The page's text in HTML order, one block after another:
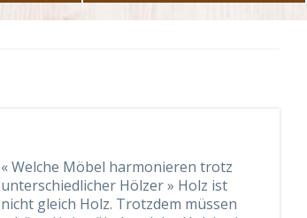
« Welche Möbel harmonieren trotz
unterschiedlicher Hölzer » Holz ist
nicht gleich Holz. Trotzdem müssen